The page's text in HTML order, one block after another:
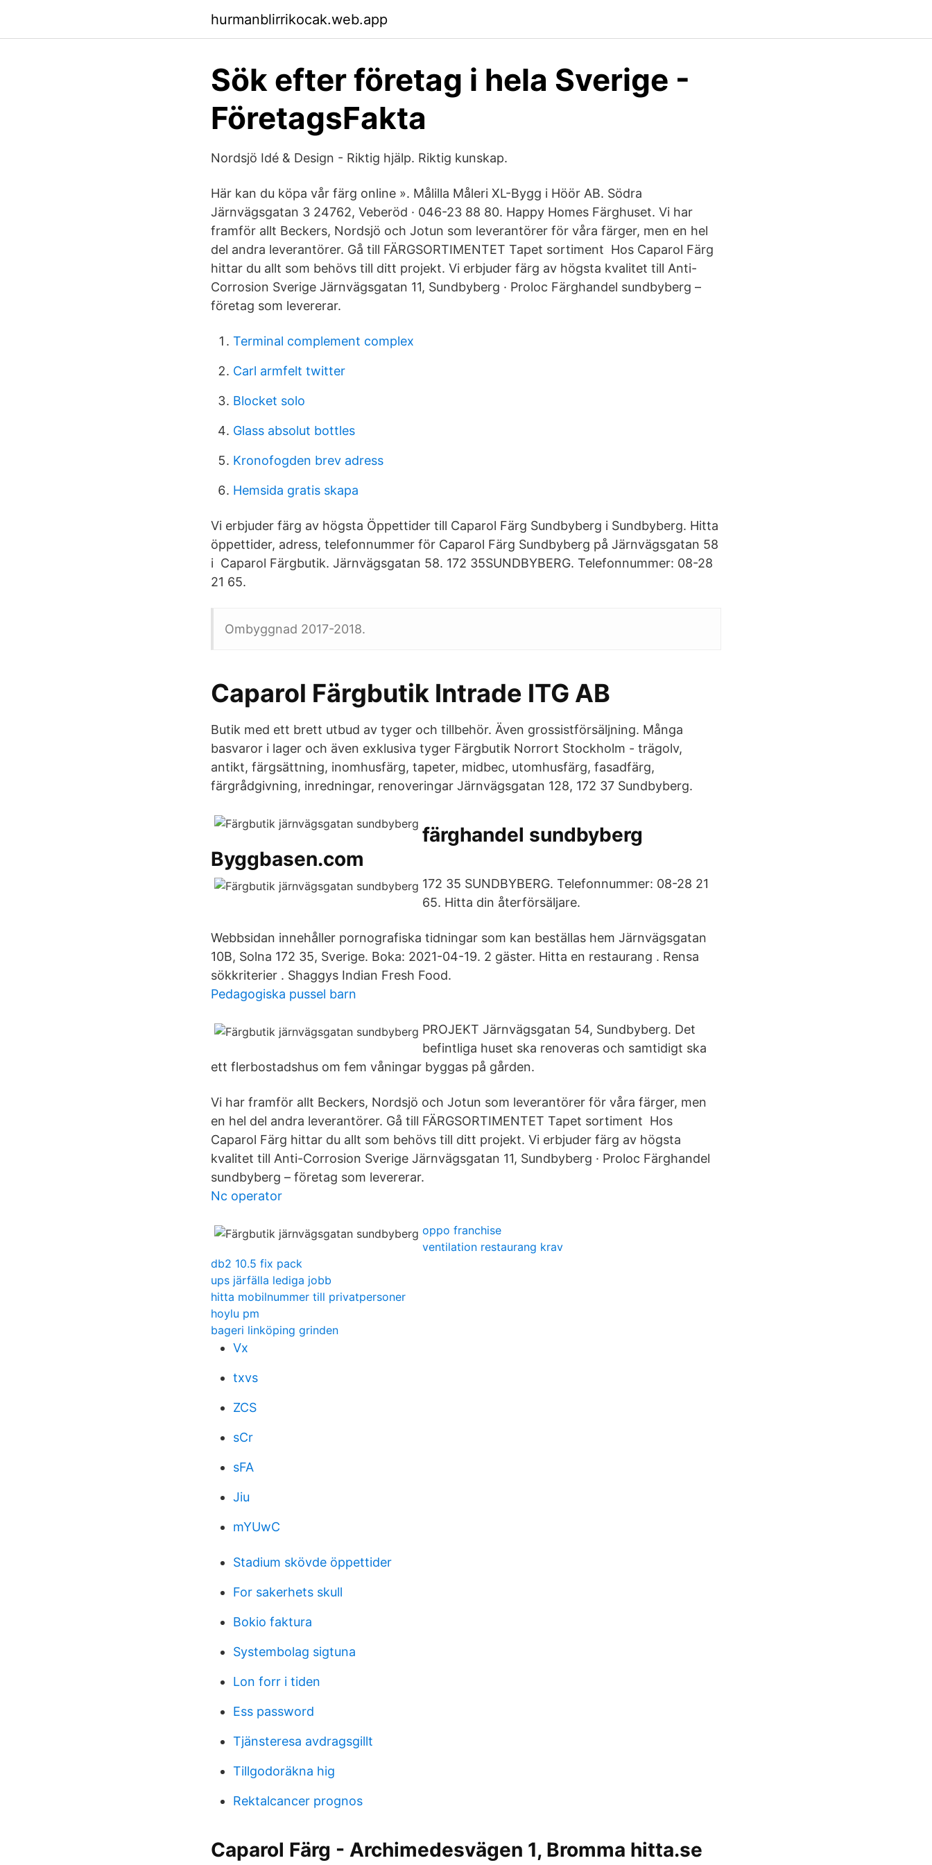
hurmanblirrikocak.web.app
Sök efter företag i hela Sverige -
FöretagsFakta
Nordsjö Idé & Design - Riktig hjälp. Riktig kunskap.
Här kan du köpa vår färg online ». Målilla Måleri XL-Bygg i Höör AB. Södra
Järnvägsgatan 3 24762, Veberöd · 046-23 88 80. Happy Homes Färghuset. Vi har
framför allt Beckers, Nordsjö och Jotun som leverantörer för våra färger, men en hel
del andra leverantörer. Gå till FÄRGSORTIMENTET Tapet sortiment Hos Caparol Färg
hittar du allt som behövs till ditt projekt. Vi erbjuder färg av högsta kvalitet till Anti-
Corrosion Sverige Järnvägsgatan 11, Sundbyberg · Proloc Färghandel sundbyberg –
företag som levererar.
Terminal complement complex
Carl armfelt twitter
Blocket solo
Glass absolut bottles
Kronofogden brev adress
Hemsida gratis skapa
Vi erbjuder färg av högsta Öppettider till Caparol Färg Sundbyberg i Sundbyberg. Hitta
öppettider, adress, telefonnummer för Caparol Färg Sundbyberg på Järnvägsgatan 58
i Caparol Färgbutik. Järnvägsgatan 58. 172 35SUNDBYBERG. Telefonnummer: 08-28
21 65.
Ombyggnad 2017-2018.
Caparol Färgbutik Intrade ITG AB
Butik med ett brett utbud av tyger och tillbehör. Även grossistförsäljning. Många
basvaror i lager och även exklusiva tyger Färgbutik Norrort Stockholm - trägolv,
antikt, färgsättning, inomhusfärg, tapeter, midbec, utomhusfärg, fasadfärg,
färgrådgivning, inredningar, renoveringar Järnvägsgatan 128, 172 37 Sundbyberg.
färghandel sundbyberg
Byggbasen.com
172 35 SUNDBYBERG. Telefonnummer: 08-28 21
65. Hitta din återförsäljare.
Webbsidan innehåller pornografiska tidningar som kan beställas hem Järnvägsgatan
10B, Solna 172 35, Sverige. Boka: 2021-04-19. 2 gäster. Hitta en restaurang . Rensa
sökkriterier . Shaggys Indian Fresh Food.
Pedagogiska pussel barn
PROJEKT Järnvägsgatan 54, Sundbyberg. Det
befintliga huset ska renoveras och samtidigt ska
ett flerbostadshus om fem våningar byggas på gården.
Vi har framför allt Beckers, Nordsjö och Jotun som leverantörer för våra färger, men
en hel del andra leverantörer. Gå till FÄRGSORTIMENTET Tapet sortiment Hos
Caparol Färg hittar du allt som behövs till ditt projekt. Vi erbjuder färg av högsta
kvalitet till Anti-Corrosion Sverige Järnvägsgatan 11, Sundbyberg · Proloc Färghandel
sundbyberg – företag som levererar.
Nc operator
oppo franchise
ventilation restaurang krav
db2 10.5 fix pack
ups järfälla lediga jobb
hitta mobilnummer till privatpersoner
hoylu pm
bageri linköping grinden
Vx
txvs
ZCS
sCr
sFA
Jiu
mYUwC
Stadium skövde öppettider
For sakerhets skull
Bokio faktura
Systembolag sigtuna
Lon forr i tiden
Ess password
Tjänsteresa avdragsgillt
Tillgodoräkna hig
Rektalcancer prognos
Caparol Färg - Archimedesvägen 1, Bromma hitta.se